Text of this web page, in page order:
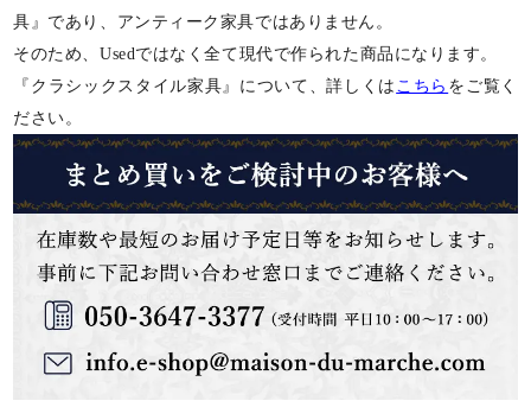
具』であり、アンティーク家具ではありません。
そのため、Usedではなく全て現代で作られた商品になります。
『クラシックスタイル家具』について、詳しくは こちら をご覧く
ださい。